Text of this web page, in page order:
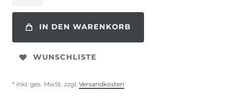
IN DEN WARENKORB
WUNSCHLISTE
* inkl. ges. MwSt. zzgl. Versandkosten